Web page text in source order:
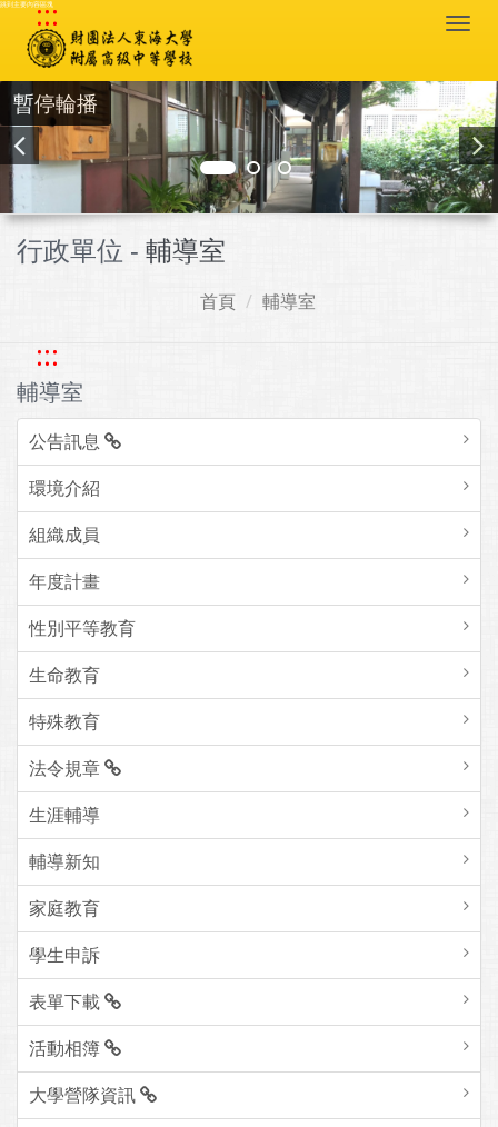
跳到主要內容區塊
:::
暫停輪播
行政單位 - 輔導室
首頁 輔導室
:::
輔導室
公告訊息
環境介紹
組織成員
年度計畫
性別平等教育
生命教育
特殊教育
法令規章
生涯輔導
輔導新知
家庭教育
學生申訴
表單下載
活動相簿
大學營隊資訊